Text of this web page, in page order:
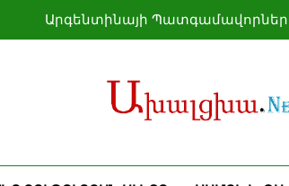
Արգենտինայի
Իրանն ԱՄՆ-ի հետ հրադադարն